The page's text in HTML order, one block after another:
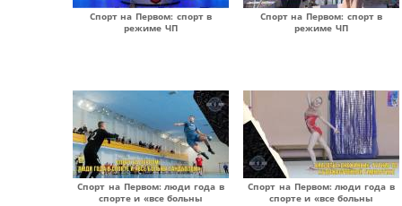
Спорт на Первом: спорт в
режиме ЧП
Спорт на Первом: спорт в
режиме ЧП
Спорт на Первом: люди года в
спорте и «все больны
Спорт на Первом: люди года в
спорте и «все больны